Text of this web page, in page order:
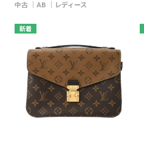
中古 AB レディース
新着